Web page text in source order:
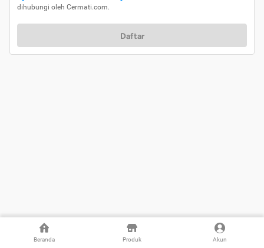
Beranda Produk Akun
dihubungi oleh Cermati.com.
Daftar